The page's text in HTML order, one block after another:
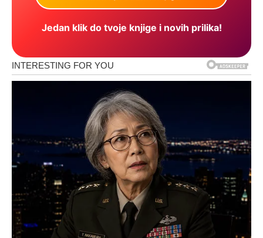
Jedan klik do tvoje knjige i novih prilika!